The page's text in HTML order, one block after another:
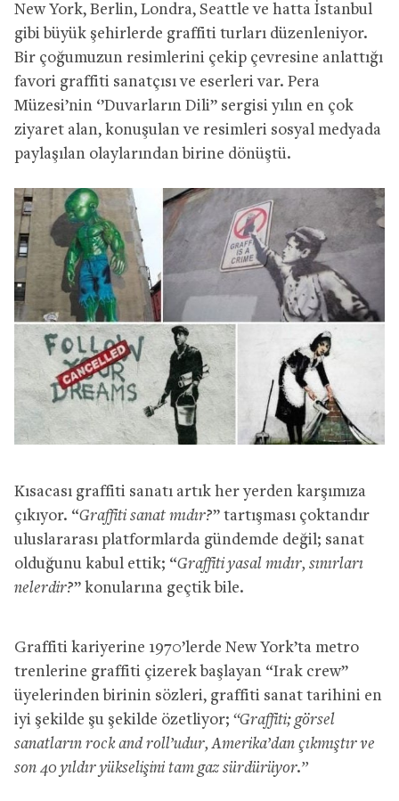
New York, Berlin, Londra, Seattle ve hatta İstanbul
gibi büyük şehirlerde graffiti turları düzenleniyor.
Bir çoğumuzun resimlerini çekip çevresine anlattığı
favori graffiti sanatçısı ve eserleri var. Pera
Müzesi’nin ‘’Duvarların Dili’’ sergisi yılın en çok
ziyaret alan, konuşulan ve resimleri sosyal medyada
paylaşılan olaylarından birine dönüştü.
Kısacası graffiti sanatı artık her yerden karşımıza
çıkıyor. “Graffiti sanat mıdır?” tartışması çoktandır
uluslararası platformlarda gündemde değil; sanat
olduğunu kabul ettik; “Graffiti yasal mıdır, sınırları
nelerdir?” konularına geçtik bile.
Graffiti kariyerine 1970’lerde New York’ta metro
trenlerine graffiti çizerek başlayan “Irak crew”
üyelerinden birinin sözleri, graffiti sanat tarihini en
iyi şekilde şu şekilde özetliyor; “Graffiti; görsel
sanatların rock and roll’udur, Amerika’dan çıkmıştır ve
son 40 yıldır yükselişini tam gaz sürdürüyor.”